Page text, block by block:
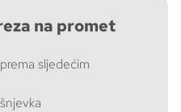
na promet
sljedećim